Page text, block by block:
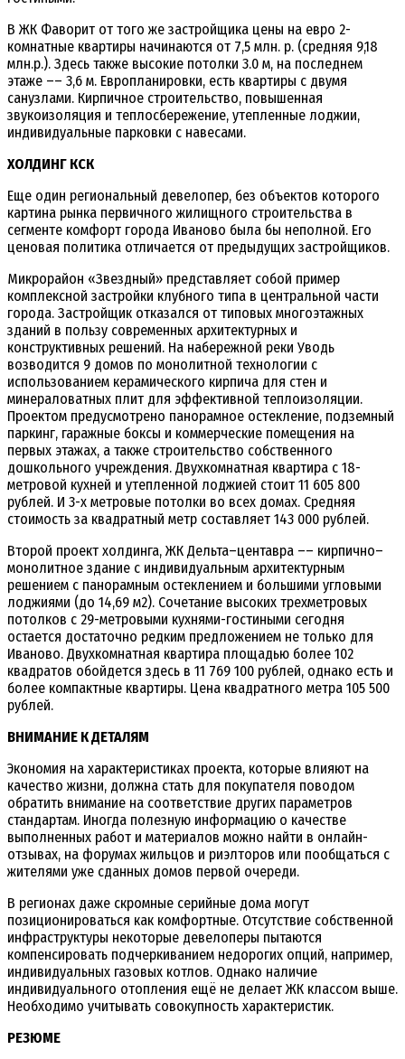
В ЖК Фаворит от того же застройщика цены на евро 2-
комнатные квартиры начинаются от 7,5 млн. р. (средняя 9,18
млн.р.). Здесь также высокие потолки 3.0 м, на последнем
этаже –– 3,6 м. Европланировки, есть квартиры с двумя
санузлами. Кирпичное строительство, повышенная
звукоизоляция и теплосбережение, утепленные лоджии,
индивидуальные парковки с навесами.
ХОЛДИНГ КСК
Еще один региональный девелопер, без объектов которого
картина рынка первичного жилищного строительства в
сегменте комфорт города Иваново была бы неполной. Его
ценовая политика отличается от предыдущих застройщиков.
Микрорайон «Звездный» представляет собой пример
комплексной застройки клубного типа в центральной части
города. Застройщик отказался от типовых многоэтажных
зданий в пользу современных архитектурных и
конструктивных решений. На набережной реки Уводь
возводится 9 домов по монолитной технологии с
использованием керамического кирпича для стен и
минераловатных плит для эффективной теплоизоляции.
Проектом предусмотрено панорамное остекление, подземный
паркинг, гаражные боксы и коммерческие помещения на
первых этажах, а также строительство собственного
дошкольного учреждения. Двухкомнатная квартира с 18-
метровой кухней и утепленной лоджией стоит 11 605 800
рублей. И 3-х метровые потолки во всех домах. Средняя
стоимость за квадратный метр составляет 143 000 рублей.
Второй проект холдинга, ЖК Дельта–центавра –– кирпично–
монолитное здание с индивидуальным архитектурным
решением с панорамным остеклением и большими угловыми
лоджиями (до 14,69 м2). Сочетание высоких трехметровых
потолков с 29-метровыми кухнями-гостиными сегодня
остается достаточно редким предложением не только для
Иваново. Двухкомнатная квартира площадью более 102
квадратов обойдется здесь в 11 769 100 рублей, однако есть и
более компактные квартиры. Цена квадратного метра 105 500
рублей.
ВНИМАНИЕ К ДЕТАЛЯМ
Экономия на характеристиках проекта, которые влияют на
качество жизни, должна стать для покупателя поводом
обратить внимание на соответствие других параметров
стандартам. Иногда полезную информацию о качестве
выполненных работ и материалов можно найти в онлайн-
отзывах, на форумах жильцов и риэлторов или пообщаться с
жителями уже сданных домов первой очереди.
В регионах даже скромные серийные дома могут
позиционироваться как комфортные. Отсутствие собственной
инфраструктуры некоторые девелоперы пытаются
компенсировать подчеркиванием недорогих опций, например,
индивидуальных газовых котлов. Однако наличие
индивидуального отопления ещё не делает ЖК классом выше.
Необходимо учитывать совокупность характеристик.
РЕЗЮМЕ